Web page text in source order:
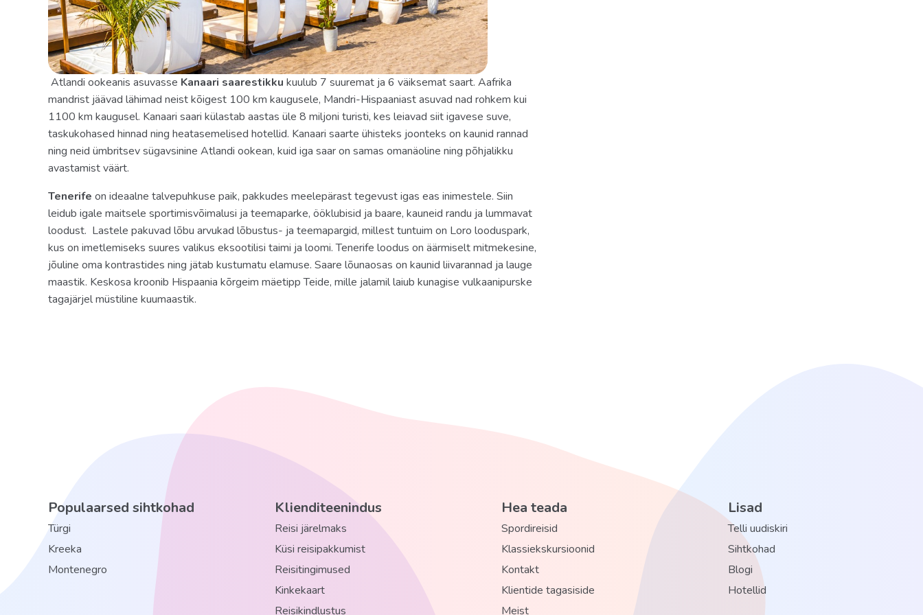
kohviaparaat
kosmeetika-pesuvahendite komplekt
sussid
telefon
terrass
föön: olemas
minibaar
hommikumantel
Internet: Wi-Fi, tasuta
televiisor: LCD
Territoorium
terrass päevitamiseks
parkla tasuline
Wi-Fi olemas
basseinid: 3
raamatukogu
Atlandi ookeanis asuvasse Kanaari saarestikku kuulub 7 suuremat ja 6 väiksemat saart. Aafrika
mandrist jäävad lähimad neist kõigest 100 km kaugusele, Mandri-Hispaaniast asuvad nad rohkem kui
1100 km kaugusel. Kanaari saari külastab aastas üle 8 miljoni turisti, kes leiavad siit igavese suve,
taskukohased hinnad ning heatasemelised hotellid. Kanaari saarte ühisteks joonteks on kaunid rannad
ning neid ümbritsev sügavsinine Atlandi ookean, kuid iga saar on samas omanäoline ning põhjalikku
avastamist väärt.
Tenerife on ideaalne talvepuhkuse paik, pakkudes meelepärast tegevust igas eas inimestele. Siin
leidub igale maitsele sportimisvõimalusi ja teemaparke, ööklubisid ja baare, kauneid randu ja lummavat
loodust. Lastele pakuvad lõbu arvukad lõbustus- ja teemapargid, millest tuntuim on Loro looduspark,
kus on imetlemiseks suures valikus eksootilisi taimi ja loomi. Tenerife loodus on äärmiselt mitmekesine,
jõuline oma kontrastides ning jätab kustumatu elamuse. Saare lõunaosas on kaunid liivarannad ja lauge
maastik. Keskosa kroonib Hispaania kõrgeim mäetipp Teide, mille jalamil laiub kunagise vulkaanipurske
tagajärjel müstiline kuumaastik.
Populaarsed sihtkohad
Türgi
Kreeka
Montenegro
Klienditeenindus
Reisi järelmaks
Küsi reisipakkumist
Reisitingimused
Kinkekaart
Reisikindlustus
Hea teada
Spordireisid
Klassiekskursioonid
Kontakt
Klientide tagasiside
Meist
Lisad
Telli uudiskiri
Sihtkohad
Blogi
Hotellid